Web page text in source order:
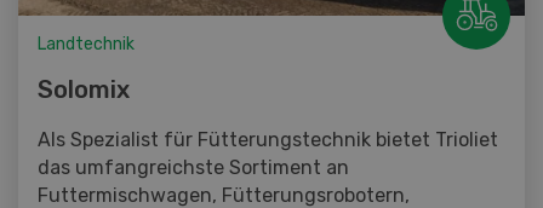
Landtechnik
Solomix
Als Spezialist für Fütterungstechnik bietet Trioliet
das umfangreichste Sortiment an
Futtermischwagen, Fütterungsrobotern,